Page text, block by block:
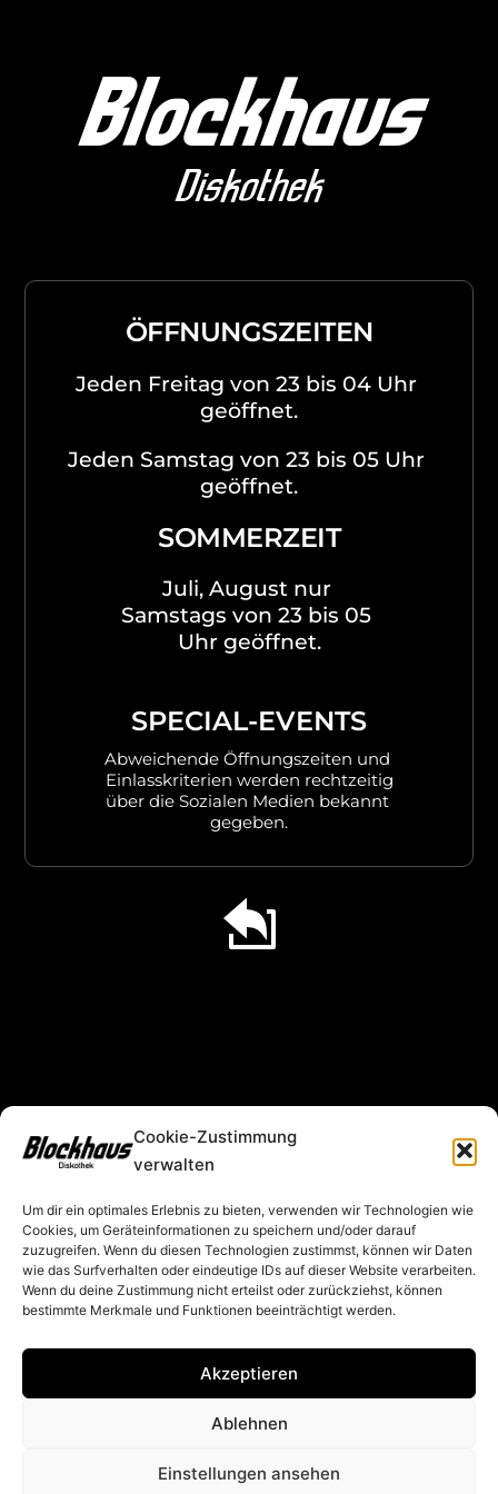
Cookie-Zustimmung
verwalten
Um dir ein optimales Erlebnis zu bieten, verwenden wir Technologien wie
Cookies, um Geräteinformationen zu speichern und/oder darauf
zuzugreifen. Wenn du diesen Technologien zustimmst, können wir Daten
wie das Surfverhalten oder eindeutige IDs auf dieser Website verarbeiten.
Wenn du deine Zustimmung nicht erteilst oder zurückziehst, können
bestimmte Merkmale und Funktionen beeinträchtigt werden.
Akzeptieren
Ablehnen
Einstellungen ansehen
Blockhaus
Diskothek
ÖFFNUNGSZEITEN
Jeden Freitag von 23 bis 04 Uhr
geöffnet.
Jeden Samstag von 23 bis 05 Uhr
geöffnet.
SOMMERZEIT
Juli, August nur
Samstags von 23 bis 05
Uhr geöffnet.
SPECIAL-EVENTS
Abweichende Öffnungszeiten und
Einlasskriterien werden rechtzeitig
über die Sozialen Medien bekannt
gegeben.
© 2021 Blockhaus Diskothek Haslach
i.K. | Alle Rechte vorbehalten.